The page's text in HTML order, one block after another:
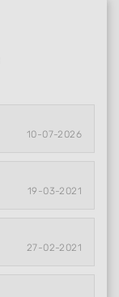
10-07-2026
19-03-2021
27-02-2021